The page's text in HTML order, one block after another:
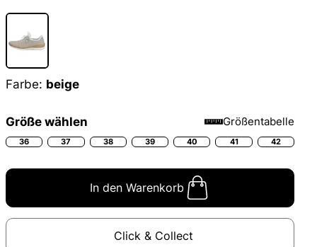
Farbe: beige
Größe wählen Größentabelle
36 37 38 39 40 41 42
In den Warenkorb
Click & Collect